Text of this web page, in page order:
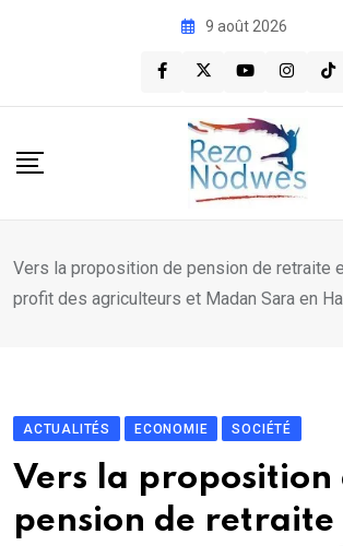
9 août 2026
Vers la proposition de pension de retraite
profit des agriculteurs et Madan Sara en
ACTUALITÉS ECONOMIE SOCIÉTÉ
Vers la proposition
pension de retraite